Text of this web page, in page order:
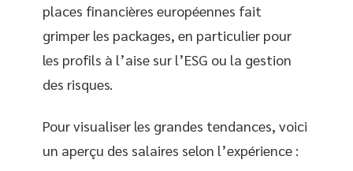
places financières européennes fait
grimper les packages, en particulier pour
les profils à l’aise sur l’ESG ou la gestion
des risques.
Pour visualiser les grandes tendances, voici
un aperçu des salaires selon l’expérience :